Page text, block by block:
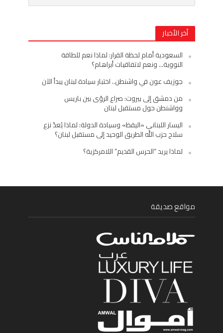
أخر الأخبار
السعودية أمام لحظة القرار: لماذا نعم للطاقة
النووية… ونعم لاتفاقيات أبراهام؟
جوزيف عون في واشنطن.. اختبار سيادة لبنان يبدأ الآن
من دمشق إلى بيروت: صراع الرؤى بين باريس
وواشنطن حول مستقبل لبنان
اليسار اللبناني «اليقظ» وسيادة الدولة: لماذا يُعدّ نزع
سلاح حزب الله الطريق الوحيد إلى مستقبل لبنان؟
لماذا يريد “الحرس القديم” اللامركزية؟
مواقع صديقة